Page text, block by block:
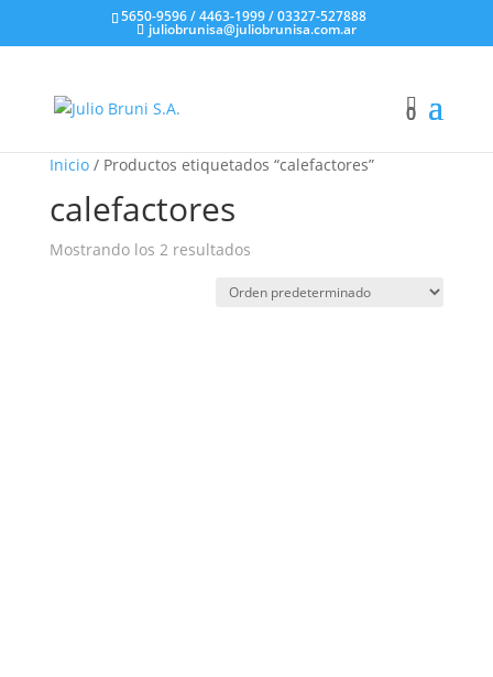
5650-9596 / 4463-1999 / 03327-527888
juliobrunisa@juliobrunisa.com.ar
0
0
Inicio/ Productos etiquetados “calefactores”
calefactores
Mostrando los 2 resultados